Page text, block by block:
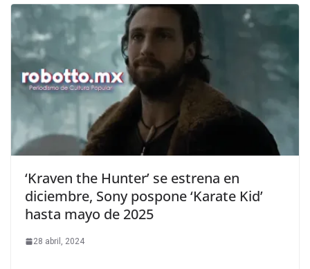
‘Kraven the Hunter’ se estrena en
diciembre, Sony pospone ‘Karate Kid’
hasta mayo de 2025
28 abril, 2024